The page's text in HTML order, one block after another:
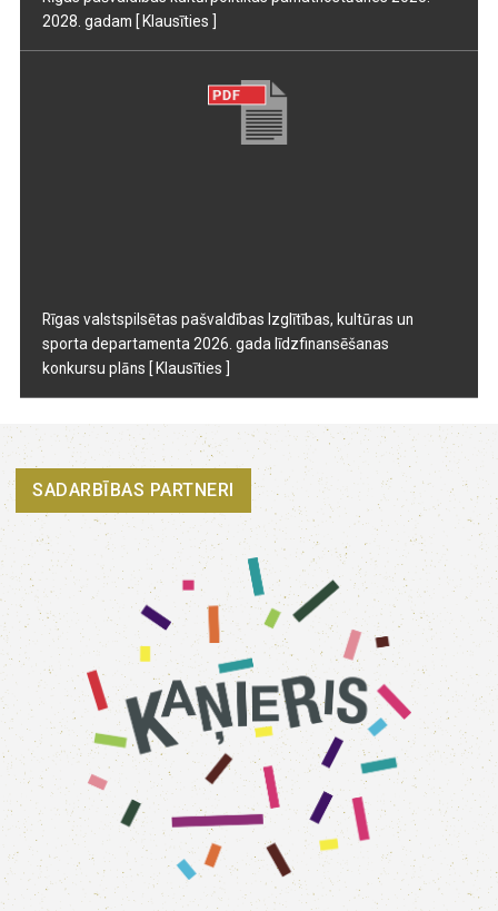
2028. gadam [ Klausīties ]
Rīgas valstspilsētas pašvaldības Izglītības, kultūras un
sporta departamenta 2026. gada līdzfinansēšanas
konkursu plāns [ Klausīties ]
SADARBĪBAS PARTNERI